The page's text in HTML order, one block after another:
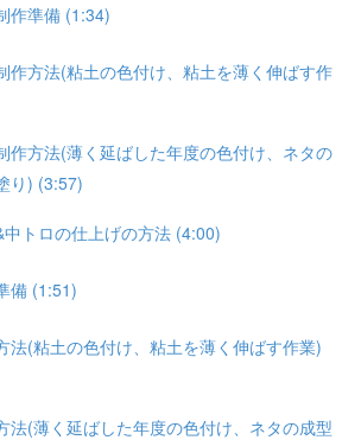
作準備 (1:34)
作方法(粘土の色付け、粘土を薄く伸ばす作
作方法(薄く延ばした年度の色付け、ネタの
り) (3:57)
トロの仕上げの方法 (4:00)
備 (1:51)
法(粘土の色付け、粘土を薄く伸ばす作業)
法(薄く延ばした年度の色付け、ネタの成型